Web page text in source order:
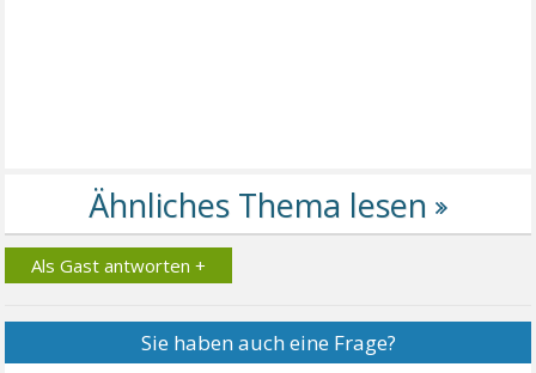
Als Gast antworten +
Sie haben auch eine Frage?